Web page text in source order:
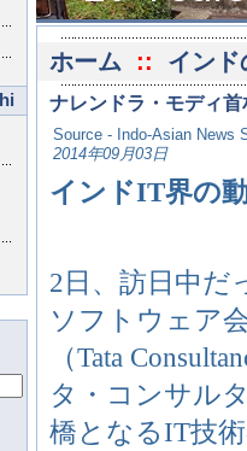
ホーム :: インド
ナレンドラ・モディ
Source - Indo-Asian News
2014年09月03日
インドIT界の
2日、訪日中だ
ソフトウェア
（Tata
タ・コンサル
橋となるIT技